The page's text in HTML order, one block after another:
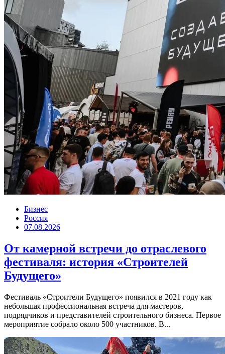
Бизнес
Россия
07.08.2026
От камерной встречи до отраслевого
фестиваля: история «Строителей
Будущего»
Фестиваль «Строители Будущего» появился в 2021 году как
небольшая профессиональная встреча для мастеров,
подрядчиков и представителей строительного бизнеса. Первое
мероприятие собрало около 500 участников. В...